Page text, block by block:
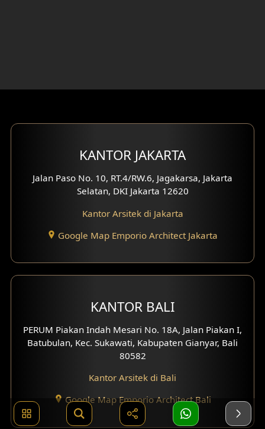
KANTOR JAKARTA
Jalan Paso No. 10, RT.4/RW.6, Jagakarsa, Jakarta
Selatan, DKI Jakarta 12620
Kantor Arsitek di Jakarta
Google Map Emporio Architect Jakarta
KANTOR BALI
PERUM Piakan Indah Mesari No. 18A, Jalan Piakan I,
Batubulan, Kec. Sukawati, Kabupaten Gianyar, Bali
80582
Kantor Arsitek di Bali
Google Map Emporio Architect Bali